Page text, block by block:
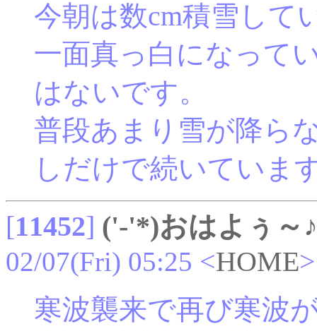
今朝は数cm積雪して
一面真っ白になって
はないです。
普段あまり雪が降ら
しだけで続いていま
[11452] ('-'*)おはよぅ～♪
02/07(Fri) 05:25 <HOME>
寒波襲来で再び寒波